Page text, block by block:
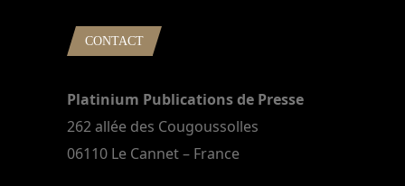
CONTACT
Platinium Publications de Presse
262 allée des Cougoussolles
06110 Le Cannet – France